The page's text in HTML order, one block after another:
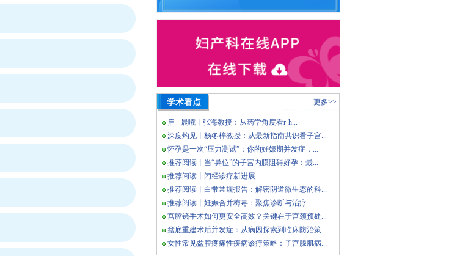
学术看点 更多>>
启 · 晨曦丨张海教授：从药学角度看r-h...
深度灼见丨杨冬梓教授：从最新指南共识看子宫...
怀孕是一次“压力测试”：你的妊娠期并发症，...
推荐阅读丨当“异位”的子宫内膜阻碍好孕：最...
推荐阅读丨闭经诊疗新进展
推荐阅读丨白带常规报告：解密阴道微生态的科...
推荐阅读丨妊娠合并梅毒：聚焦诊断与治疗
宫腔镜手术如何更安全高效？关键在于宫颈预处...
盆底重建术后并发症：从病因探索到临床防治策...
女性常见盆腔疼痛性疾病诊疗策略：子宫腺肌病...